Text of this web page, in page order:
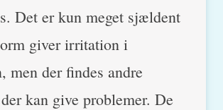
Det er kun meget sjældent
giver irritation i
men der findes andre
kan give problemer. De